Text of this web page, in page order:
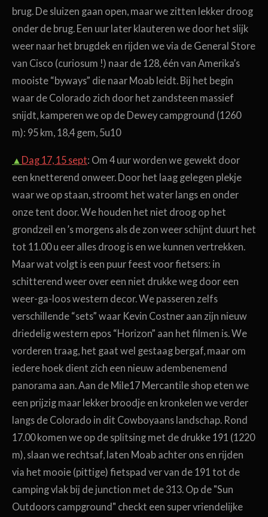
brug. De sluizen gaan open, maar we zitten lekker droog
onder de brug. Een uur later klauteren we door het slijk
weer naar het brugdek en rijden we via de General Store
van Cisco (curiosum !) naar de 128, één van Amerika’s
mooiste “byways” die naar Moab leidt. Bij het begin
waar de Colorado zich door het zandsteen massief
snijdt, kamperen we op de Dewey campground (1260
m): 95 km, 18,4 gem, 5u10
▲ Dag 17, 15 sept: Om 4 uur worden we gewekt door
een knetterend onweer. Door het laag gelegen plekje
waar we op staan, stroomt het water langs en onder
onze tent door. We houden het niet droog op het
grondzeil en ’s morgens als de zon weer schijnt duurt het
tot 11.00 u eer alles droog is en we kunnen vertrekken.
Maar wat volgt is een puur feest voor fietsers: in
schitterend weer over een niet drukke weg door een
weer-ga-loos western decor. We passeren zelfs
verschillende “sets” waar Kevin Costner aan zijn nieuw
driedelig western epos “Horizon” aan het filmen is. We
vorderen traag, het gaat wel gestaag bergaf, maar om
iedere hoek dient zich een nieuw adembenemend
panorama aan. Aan de Mile17 Mercantile shop eten we
een prijzig maar lekker broodje en kronkelen we verder
langs de Colorado in dit Cowboyaans landschap. Rond
17.00 komen we op de splitsing met de drukke 191 (1220
m), slaan we rechtsaf, laten Moab achter ons en rijden
via het mooie (pittige) fietspad ver van de 191 tot de
camping vlak bij de junction met de 313. Op de "Sun
Outdoors campground" checkt een super vriendelijke